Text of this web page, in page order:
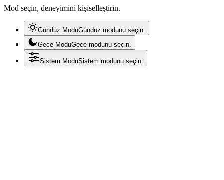
Mod seçin, deneyimini kişiselleştirin.
Gündüz ModuGündüz modunu seçin.
Gece ModuGece modunu seçin.
Sistem ModuSistem modunu seçin.